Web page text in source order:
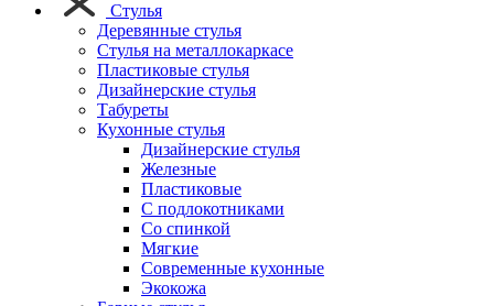
Стулья
Деревянные стулья
Стулья на металлокаркасе
Пластиковые стулья
Дизайнерские стулья
Табуреты
Кухонные стулья
Дизайнерские стулья
Железные
Пластиковые
С подлокотниками
Со спинкой
Мягкие
Современные кухонные
Экокожа